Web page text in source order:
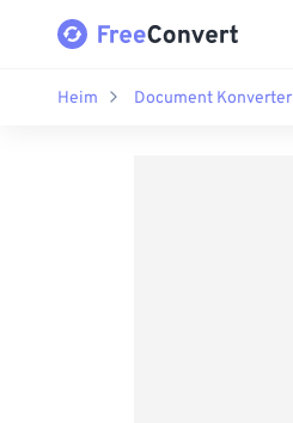
Heim Document Konverter